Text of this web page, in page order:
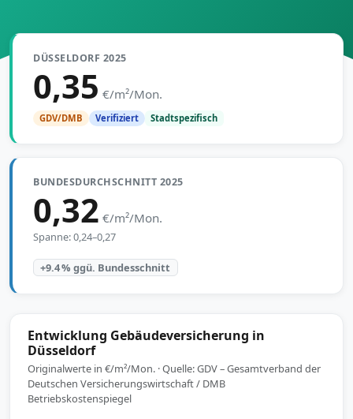
DÜSSELDORF 2025
0,35 €/m²/Mon.
GDV/DMB Verifiziert Stadtspezifisch
BUNDESDURCHSCHNITT 2025
0,32 €/m²/Mon.
Spanne: 0,24–0,27
+9.4 % ggü. Bundesschnitt
Entwicklung Gebäudeversicherung in
Düsseldorf
Originalwerte in €/m²/Mon. · Quelle: GDV – Gesamtverband der
Deutschen Versicherungswirtschaft / DMB
Betriebskostenspiegel